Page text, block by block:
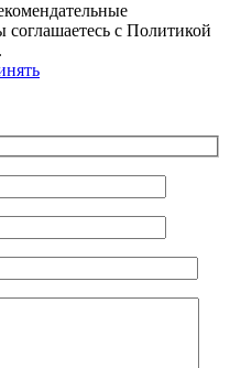
соглашаетесь с Политикой